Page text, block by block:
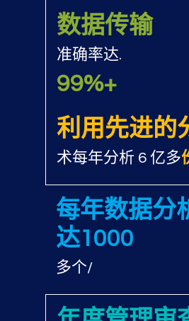
数据传输
准确率达.
99%+
利用先进的
术每年分析 6 亿多
每年数据分
达1000
多个/